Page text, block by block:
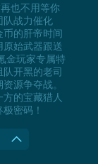
也不用等你
队战力催化
的肝帝时间
始武器跟送
金玩家专属特
开黑的老司
源争夺战。
的宝藏猎人
密码！